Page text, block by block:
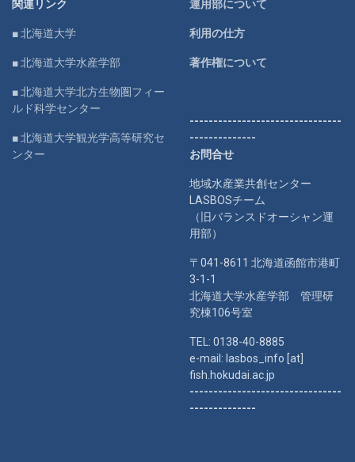
関連リンク
■ 北海道大学
■ 北海道大学水産学部
■ 北海道大学北方生物圏フィー
ルド科学センター
■ 北海道大学観光学高等研究セ
ンター
運用部について
利用の仕方
著作権について
--------------------------------
--------------
お問合せ
地域水産業共創センター
LASBOSチーム
（旧バランスドオーシャン運
用部）
〒041-8611 北海道函館市港町
3-1-1
北海道大学水産学部 管理研
究棟106号室
TEL: 0138-40-8885
e-mail: lasbos_info [at]
fish.hokudai.ac.jp
--------------------------------
--------------